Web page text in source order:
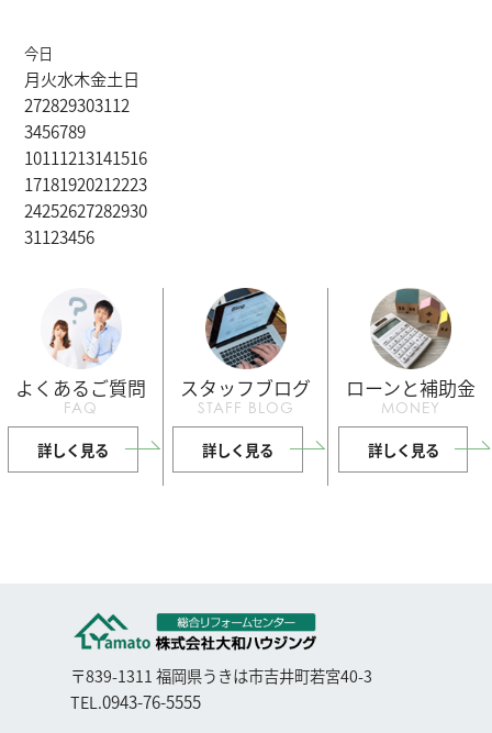
今日
月火水木金土日
272829303112
3456789
10111213141516
17181920212223
24252627282930
31123456
よくあるご質問
FAQ
詳しく見る
スタッフブログ
STAFF BLOG
詳しく見る
ローンと補助金
MONEY
詳しく見る
〒839-1311 福岡県うきは市吉井町若宮40-3
TEL.0943-76-5555